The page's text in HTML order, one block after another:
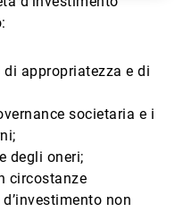
appropriatezza e di
societaria e i
degli oneri;
circostanze
non